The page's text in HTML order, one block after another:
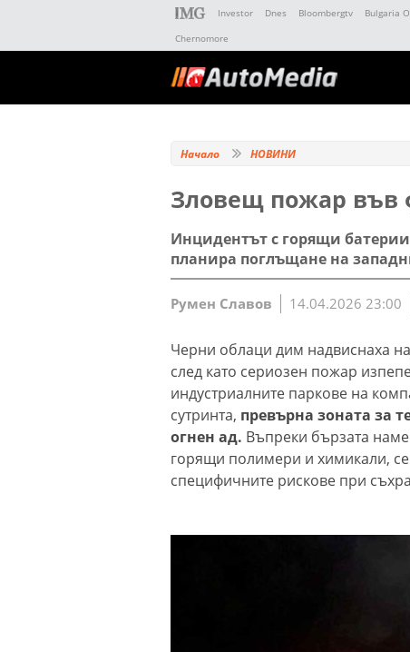
Investor Dnes Bloombergtv Bulgaria
Chernomore
Начало НОВИНИ
Зловещ пожар във
Инцидентът с горящи
планира поглъщане на
Румен Славов 14.04.2026 23:00
Черни облаци дим надвиснаха
след като сериозен пожар
индустриалните паркове на
сутринта, превърна зоната за
огнен ад. Въпреки бързата
горящи полимери и химикали,
специфичните рискове при